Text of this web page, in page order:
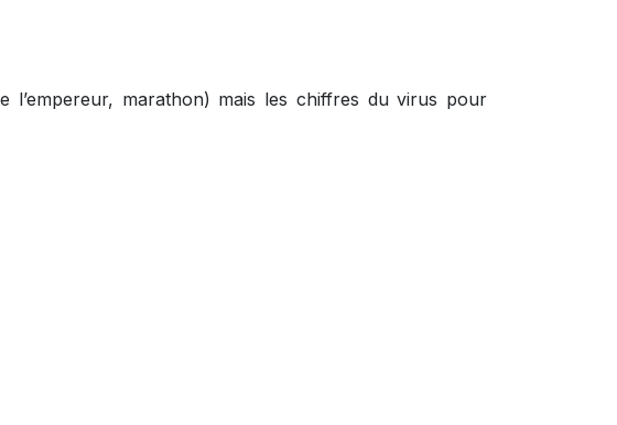
l’empereur, marathon) mais les chiffres du virus pour